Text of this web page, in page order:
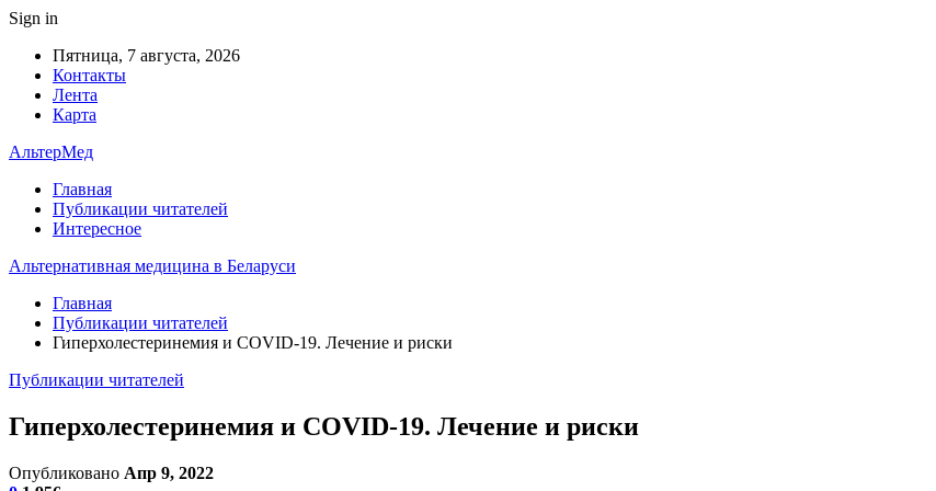
Sign in
Пятница, 7 августа, 2026
Контакты
Лента
Карта
АльтерМед
Главная
Публикации читателей
Интересное
Альтернативная медицина в Беларуси
Главная
Публикации читателей
Гиперхолестеринемия и COVID-19. Лечение и риски
Публикации читателей
Гиперхолестеринемия и COVID-19. Лечение и риски
Опубликовано Апр 9, 2022